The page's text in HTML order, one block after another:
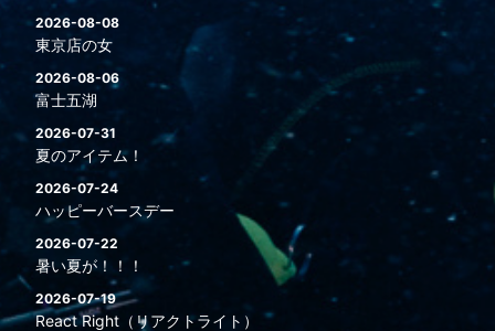
2026-08-08
東京店の女
2026-08-06
富士五湖
2026-07-31
夏のアイテム！
2026-07-24
ハッピーバースデー
2026-07-22
暑い夏が！！！
2026-07-19
React Right（リアクトライト）